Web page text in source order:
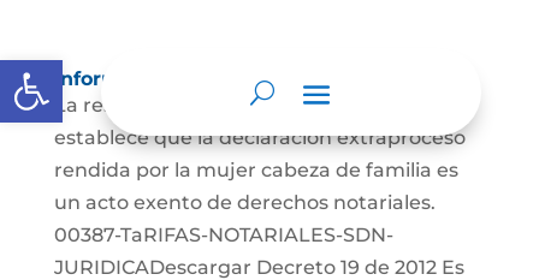
Abrir barra de herramientas
Información para Mujeres.
La resolución 0387 de 2023 de la SNR,
establece que la declaración extraproceso
rendida por la mujer cabeza de familia es
un acto exento de derechos notariales.
00387-TaRIFAS-NOTARIALES-SDN-
JURIDICADescargar Decreto 19 de 2012 Es